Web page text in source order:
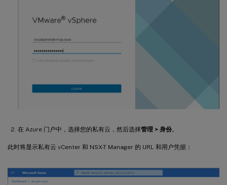
在 Azure 门户中，选择您的私有云，然后选择管理 > 身份。
此时将显示私有云 vCenter 和 NSX-T Manager 的 URL 和用户凭据：